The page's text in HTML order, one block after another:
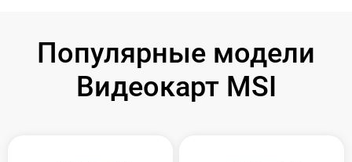
Популярные модели
Видеокарт MSI